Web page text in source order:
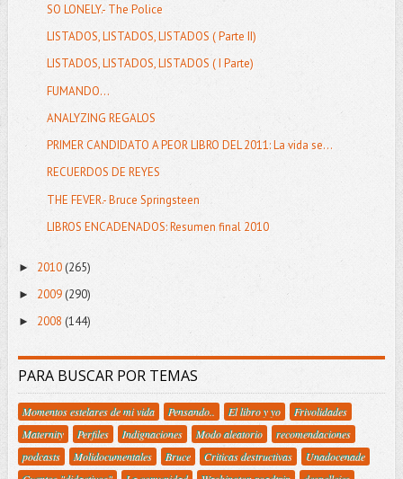
SO LONELY.- The Police
LISTADOS, LISTADOS, LISTADOS ( Parte II)
LISTADOS, LISTADOS, LISTADOS ( I Parte)
FUMANDO...
ANALYZING REGALOS
PRIMER CANDIDATO A PEOR LIBRO DEL 2011: La vida se...
RECUERDOS DE REYES
THE FEVER.- Bruce Springsteen
LIBROS ENCADENADOS: Resumen final 2010
► 2010 (265)
► 2009(290)
► 2008 (144)
PARA BUSCAR POR TEMAS
Momentos estelares de mi vida Pensando.. El libro y yo
Frivolidades
Maternity
Perfiles Indignaciones Modo aleatorio
recomendaciones
podcasts
Molidocumentales Bruce Criticas destructivas
Unadocenade